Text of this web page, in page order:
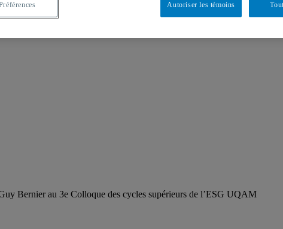
Bernier au 3e Colloque des cycles supérieurs de l’ESG UQAM
Autoriser les témoins